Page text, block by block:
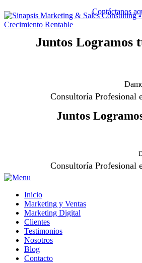
Contáctanos
Juntos Logramos
Consultoría Profesional
Juntos
Consultoría Profesional
Inicio
Marketing y Ventas
Marketing Digital
Clientes
Testimonios
Nosotros
Blog
Contacto